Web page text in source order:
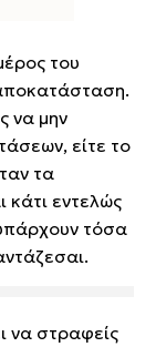
του
να μην
είτε το
τα
κάτι εντελώς
τόσα
να στραφείς